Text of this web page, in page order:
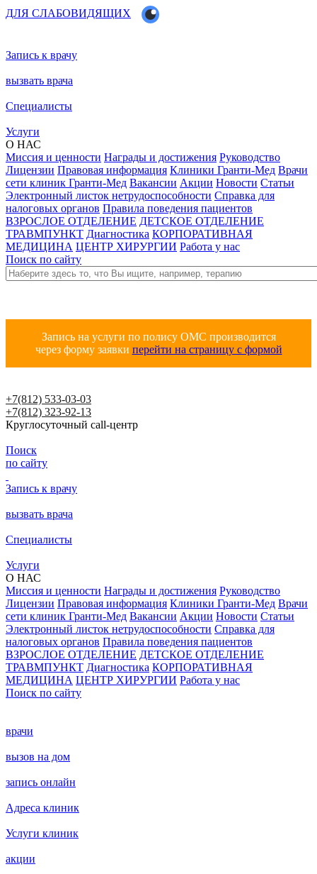
ДЛЯ СЛАБОВИДЯЩИХ
Запись к врачу
вызвать врача
Специалисты
Услуги
О НАС
Миссия и ценности Награды и достижения Руководство
Лицензии Правовая информация Клиники Гранти-Мед Врачи
сети клиник Гранти-Мед Вакансии Акции Новости Статьи
Электронный листок нетрудоспособности Справка для
налоговых органов Правила поведения пациентов
ВЗРОСЛОЕ ОТДЕЛЕНИЕ ДЕТСКОЕ ОТДЕЛЕНИЕ
ТРАВМПУНКТ Диагностика КОРПОРАТИВНАЯ
МЕДИЦИНА ЦЕНТР ХИРУРГИИ Работа у нас
Поиск по сайту
Запись на услуги по полису ОМС производится
через форму заявки перейти на страницу с формой
+7(812) 533-03-03
+7(812) 323-92-13
Круглосуточный call-центр
Поиск
по сайту
Запись к врачу
вызвать врача
Специалисты
Услуги
О НАС
Миссия и ценности Награды и достижения Руководство
Лицензии Правовая информация Клиники Гранти-Мед Врачи
сети клиник Гранти-Мед Вакансии Акции Новости Статьи
Электронный листок нетрудоспособности Справка для
налоговых органов Правила поведения пациентов
ВЗРОСЛОЕ ОТДЕЛЕНИЕ ДЕТСКОЕ ОТДЕЛЕНИЕ
ТРАВМПУНКТ Диагностика КОРПОРАТИВНАЯ
МЕДИЦИНА ЦЕНТР ХИРУРГИИ Работа у нас
Поиск по сайту
врачи
вызов на дом
запись онлайн
Адреса клиник
Услуги клиник
акции